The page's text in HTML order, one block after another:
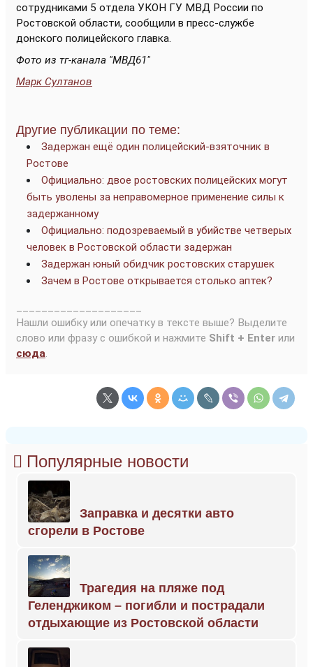
сотрудниками 5 отдела УКОН ГУ МВД России по
Ростовской области, сообщили в пресс-службе
донского полицейского главка.
Фото из тг-канала "МВД61"
Марк Султанов
Другие публикации по теме:
Задержан ещё один полицейский-взяточник в
Ростове
Официально: двое ростовских полицейских могут
быть уволены за неправомерное применение силы к
задержанному
Официально: подозреваемый в убийстве четверых
человек в Ростовской области задержан
Задержан юный обидчик ростовских старушек
Зачем в Ростове открывается столько аптек?
Нашли ошибку или опечатку в тексте выше? Выделите
слово или фразу с ошибкой и нажмите Shift + Enter или
сюда.
Популярные новости
Заправка и десятки авто
сгорели в Ростове
Трагедия на пляже под
Геленджиком – погибли и пострадали
отдыхающие из Ростовской области